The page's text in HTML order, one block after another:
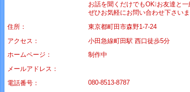
お話を聞くだけでもOK❕お友達と一
ぜひお気軽にお問い合わせ下さい
住所： 東京都町田市森野1-7-24
アクセス： 小田急線町田駅 西口徒歩5分
ホームページ： 制作中
メールアドレス：
電話番号： 080-8513-8787